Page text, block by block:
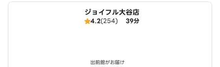
ジョイフル大谷店
4.2(254) 39分
出前館がお届け